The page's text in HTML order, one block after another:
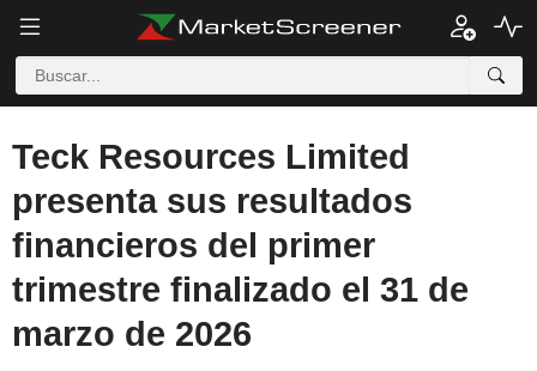
Teck Resources Limited
presenta sus resultados
financieros del primer
trimestre finalizado el 31 de
marzo de 2026